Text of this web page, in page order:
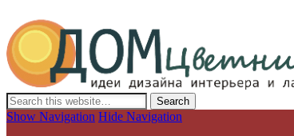
Дизайн интерьера и ландшафта, декор и
Show Navigation Hide Navigation